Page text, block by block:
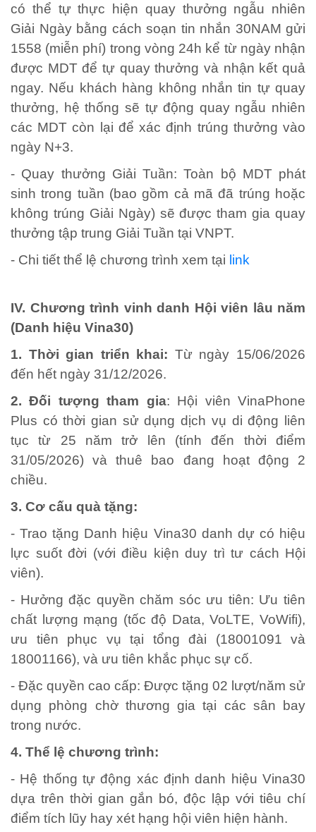
có thể tự thực hiện quay thưởng ngẫu nhiên
Giải Ngày bằng cách soạn tin nhắn 30NAM gửi
1558 (miễn phí) trong vòng 24h kể từ ngày nhận
được MDT để tự quay thưởng và nhận kết quả
ngay. Nếu khách hàng không nhắn tin tự quay
thưởng, hệ thống sẽ tự động quay ngẫu nhiên
các MDT còn lại để xác định trúng thưởng vào
ngày N+3.
- Quay thưởng Giải Tuần: Toàn bộ MDT phát
sinh trong tuần (bao gồm cả mã đã trúng hoặc
không trúng Giải Ngày) sẽ được tham gia quay
thưởng tập trung Giải Tuần tại VNPT.
- Chi tiết thể lệ chương trình xem tại link
IV. Chương trình vinh danh Hội viên lâu năm
(Danh hiệu Vina30)
1. Thời gian triển khai: Từ ngày 15/06/2026
đến hết ngày 31/12/2026.
2. Đối tượng tham gia: Hội viên VinaPhone
Plus có thời gian sử dụng dịch vụ di động liên
tục từ 25 năm trở lên (tính đến thời điểm
31/05/2026) và thuê bao đang hoạt động 2
chiều.
3. Cơ cấu quà tặng:
- Trao tặng Danh hiệu Vina30 danh dự có hiệu
lực suốt đời (với điều kiện duy trì tư cách Hội
viên).
- Hưởng đặc quyền chăm sóc ưu tiên: Ưu tiên
chất lượng mạng (tốc độ Data, VoLTE, VoWifi),
ưu tiên phục vụ tại tổng đài (18001091 và
18001166), và ưu tiên khắc phục sự cố.
- Đặc quyền cao cấp: Được tặng 02 lượt/năm sử
dụng phòng chờ thương gia tại các sân bay
trong nước.
4. Thể lệ chương trình:
- Hệ thống tự động xác định danh hiệu Vina30
dựa trên thời gian gắn bó, độc lập với tiêu chí
điểm tích lũy hay xét hạng hội viên hiện hành.